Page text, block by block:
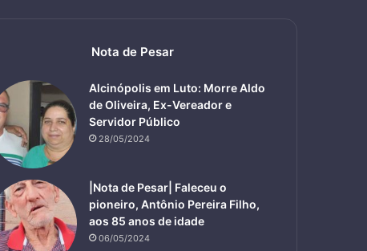
Nota de Pesar
Alcinópolis em Luto: Morre Aldo
de Oliveira, Ex-Vereador e
Servidor Público
28/05/2024
|Nota de Pesar| Faleceu o
pioneiro, Antônio Pereira Filho,
aos 85 anos de idade
06/05/2024